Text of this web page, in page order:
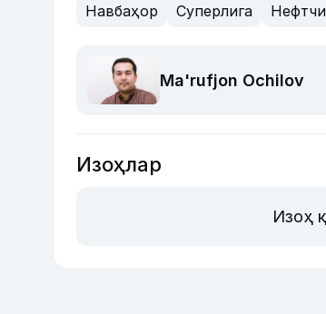
Навбаҳор Суперлига Нефтчи
Ma'rufjon Ochilov
Изоҳлар
Изоҳ